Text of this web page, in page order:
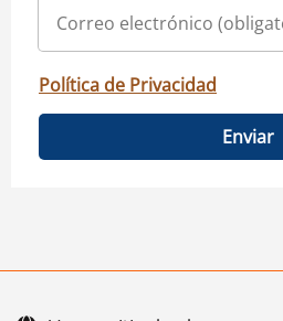
Política de Privacidad
Enviar